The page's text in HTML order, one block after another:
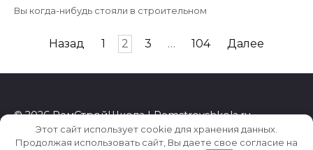
Вы когда-нибудь стояли в строительном
Пагинация
Назад 1 2 3 … 104 Далее
© 2026 РемСтройШкола | Remstroyshkola.ru
Этот сайт использует cookie для хранения данных.
Продолжая использовать сайт, Вы даете свое согласие на